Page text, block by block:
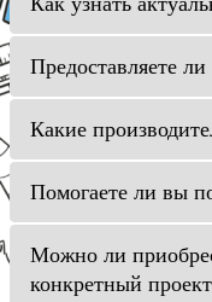
Предоставляете
Какие
Помогаете ли вы
Можно ли
конкретный